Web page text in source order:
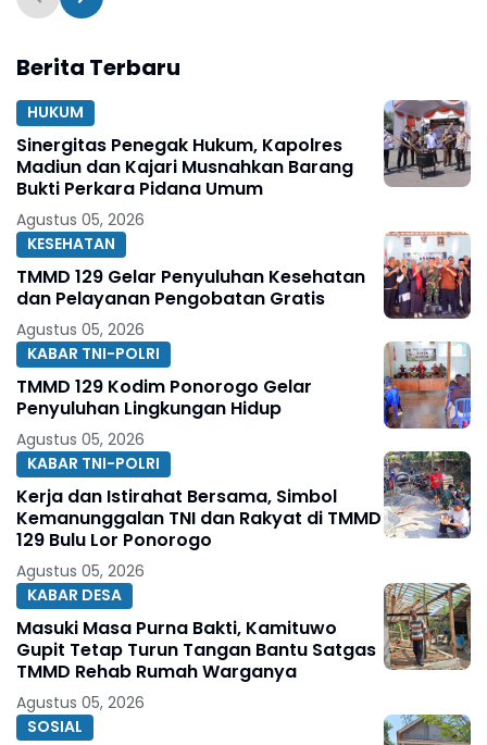
Berita Terbaru
HUKUM
Sinergitas Penegak Hukum, Kapolres
Madiun dan Kajari Musnahkan Barang
Bukti Perkara Pidana Umum
Agustus 05, 2026
KESEHATAN
TMMD 129 Gelar Penyuluhan Kesehatan
dan Pelayanan Pengobatan Gratis
Agustus 05, 2026
KABAR TNI-POLRI
TMMD 129 Kodim Ponorogo Gelar
Penyuluhan Lingkungan Hidup
Agustus 05, 2026
KABAR TNI-POLRI
Kerja dan Istirahat Bersama, Simbol
Kemanunggalan TNI dan Rakyat di TMMD
129 Bulu Lor Ponorogo
Agustus 05, 2026
KABAR DESA
Masuki Masa Purna Bakti, Kamituwo
Gupit Tetap Turun Tangan Bantu Satgas
TMMD Rehab Rumah Warganya
Agustus 05, 2026
SOSIAL